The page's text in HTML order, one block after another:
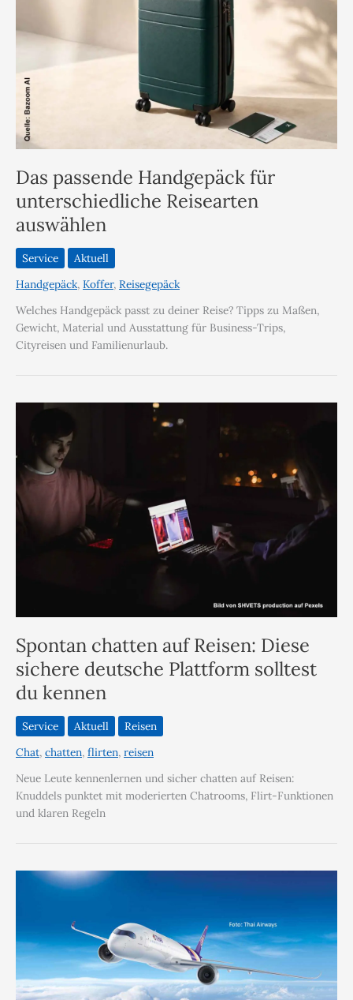
Das passende Handgepäck für
unterschiedliche Reisearten
auswählen
Service
Aktuell
Handgepäck, Koffer, Reisegepäck
Welches Handgepäck passt zu deiner Reise? Tipps zu Maßen,
Gewicht, Material und Ausstattung für Business-Trips,
Cityreisen und Familienurlaub.
Spontan chatten auf Reisen: Diese
sichere deutsche Plattform solltest
du kennen
Service Aktuell
Reisen
Chat, chatten, flirten, reisen
Neue Leute kennenlernen und sicher chatten auf Reisen:
Knuddels punktet mit moderierten Chatrooms, Flirt-Funktionen
und klaren Regeln